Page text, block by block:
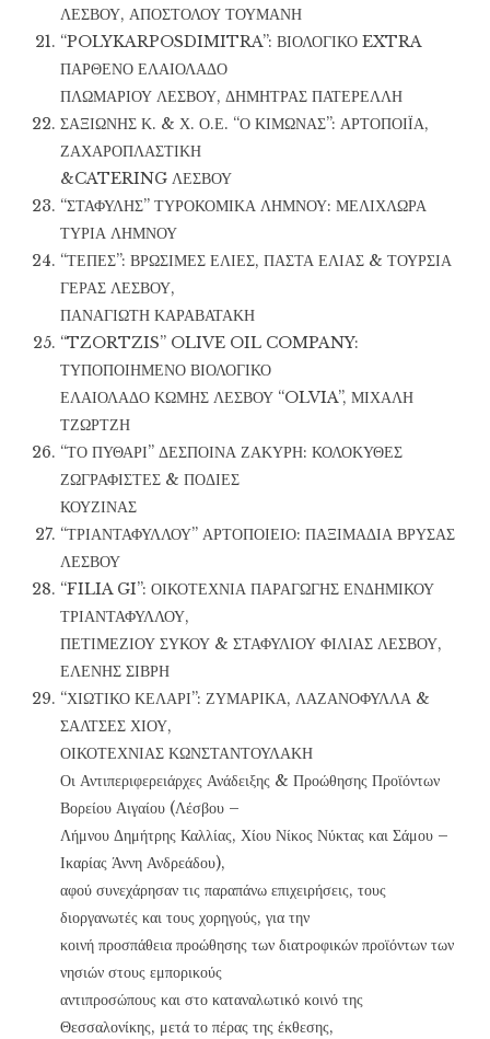
ΛΕΣΒΟΥ, ΑΠΟΣΤΟΛΟΥ ΤΟΥΜΑΝΗ
“POLYKARPOSDIMITRA”: ΒΙΟΛΟΓΙΚΟ EXTRA
ΠΑΡΘΕΝΟ ΕΛΑΙΟΛΑΔΟ
ΠΛΩΜΑΡΙΟΥ ΛΕΣΒΟΥ, ΔΗΜΗΤΡΑΣ ΠΑΤΕΡΕΛΛΗ
ΣΑΞΙΩΝΗΣ Κ. & Χ. Ο.Ε. “Ο ΚΙΜΩΝΑΣ”: ΑΡΤΟΠΟΙΪΑ,
ΖΑΧΑΡΟΠΛΑΣΤΙΚΗ
&CATERING ΛΕΣΒΟΥ
“ΣΤΑΦΥΛΗΣ” ΤΥΡΟΚΟΜΙΚΑ ΛΗΜΝΟΥ: ΜΕΛΙΧΛΩΡΑ
ΤΥΡΙΑ ΛΗΜΝΟΥ
“ΤΕΠΕΣ”: ΒΡΩΣΙΜΕΣ ΕΛΙΕΣ, ΠΑΣΤΑ ΕΛΙΑΣ & ΤΟΥΡΣΙΑ
ΓΕΡΑΣ ΛΕΣΒΟΥ,
ΠΑΝΑΓΙΩΤΗ ΚΑΡΑΒΑΤΑΚΗ
“TZORTZIS” OLIVE OIL COMPANY:
ΤΥΠΟΠΟΙΗΜΕΝΟ ΒΙΟΛΟΓΙΚΟ
ΕΛΑΙΟΛΑΔΟ ΚΩΜΗΣ ΛΕΣΒΟΥ “OLVIA”, ΜΙΧΑΛΗ
ΤΖΩΡΤΖΗ
“ΤΟ ΠΥΘΑΡΙ” ΔΕΣΠΟΙΝΑ ΖΑΚΥΡΗ: ΚΟΛΟΚΥΘΕΣ
ΖΩΓΡΑΦΙΣΤΕΣ & ΠΟΔΙΕΣ
ΚΟΥΖΙΝΑΣ
“ΤΡΙΑΝΤΑΦΥΛΛΟΥ” ΑΡΤΟΠΟΙΕΙΟ: ΠΑΞΙΜΑΔΙΑ ΒΡΥΣΑΣ
ΛΕΣΒΟΥ
“FILIA GI”: ΟΙΚΟΤΕΧΝΙΑ ΠΑΡΑΓΩΓΗΣ ΕΝΔΗΜΙΚΟΥ
ΤΡΙΑΝΤΑΦΥΛΛΟΥ,
ΠΕΤΙΜΕΖΙΟΥ ΣΥΚΟΥ & ΣΤΑΦΥΛΙΟΥ ΦΙΛΙΑΣ ΛΕΣΒΟΥ,
ΕΛΕΝΗΣ ΣΙΒΡΗ
“ΧΙΩΤΙΚΟ ΚΕΛΑΡΙ”: ΖΥΜΑΡΙΚΑ, ΛΑΖΑΝΟΦΥΛΛΑ &
ΣΑΛΤΣΕΣ ΧΙΟΥ,
ΟΙΚΟΤΕΧΝΙΑΣ ΚΩΝΣΤΑΝΤΟΥΛΑΚΗ
Οι Αντιπεριφερειάρχες Ανάδειξης & Προώθησης Προϊόντων
Βορείου Αιγαίου (Λέσβου –
Λήμνου Δημήτρης Καλλίας, Χίου Νίκος Νύκτας και Σάμου –
Ικαρίας Άννη Ανδρεάδου),
αφού συνεχάρησαν τις παραπάνω επιχειρήσεις, τους
διοργανωτές και τους χορηγούς, για την
κοινή προσπάθεια προώθησης των διατροφικών προϊόντων των
νησιών στους εμπορικούς
αντιπροσώπους και στο καταναλωτικό κοινό της
Θεσσαλονίκης, μετά το πέρας της έκθεσης,